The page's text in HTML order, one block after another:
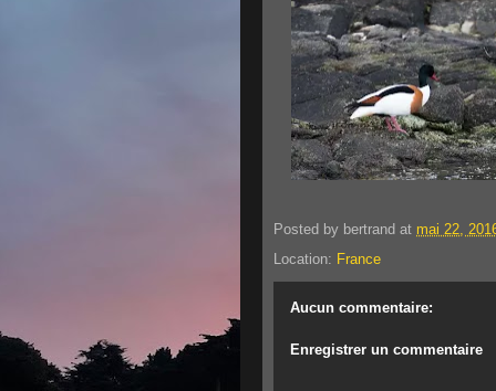
Posted by bertrand at mai 22,
Location: France
Aucun commentaire:
Enregistrer un commentaire